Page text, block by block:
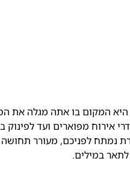
המקום בו אתה מגלה את
אירוח מפוארים ועד לפינוק
נמתח לפניכם, מעורר
לתאר במילים.